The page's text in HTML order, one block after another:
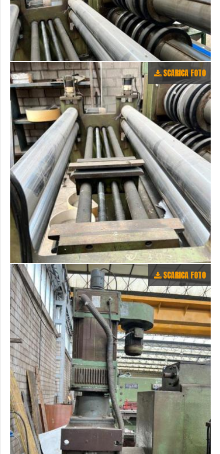
SCARICA FOTO
SCARICA FOTO